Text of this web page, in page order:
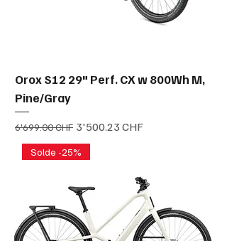
Orox S12 29" Perf. CX w 800Wh M,
Pine/Gray
Prix original
6'699.00 CHF Prix promotionnel
3'500.23 CHF
Solde -25%